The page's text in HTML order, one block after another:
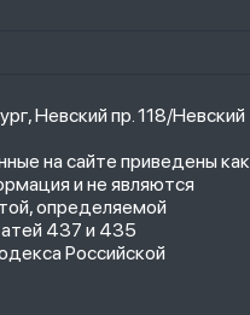
и швабрам
Невский пр. 118/Невский
на сайте приведены как
и не являются
определяемой
437 и 435
Российской